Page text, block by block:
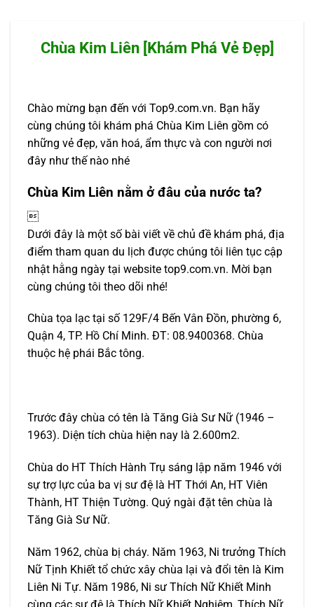
Chùa Kim Liên [Khám Phá Vẻ Đẹp]
Chào mừng bạn đến với Top9.com.vn. Bạn hãy
cùng chúng tôi khám phá Chùa Kim Liên gồm có
những vẻ đẹp, văn hoá, ẩm thực và con người nơi
đây như thế nào nhé
Chùa Kim Liên nằm ở đâu của nước ta?

Dưới đây là một số bài viết về chủ đề khám phá, địa
điểm tham quan du lịch được chúng tôi liên tục cập
nhật hằng ngày tại website top9.com.vn. Mời bạn
cùng chúng tôi theo dõi nhé!
Chùa tọa lạc tại số 129F/4 Bến Vân Đồn, phường 6,
Quận 4, TP. Hồ Chí Minh. ĐT: 08.9400368. Chùa
thuộc hệ phái Bắc tông.
Trước đây chùa có tên là Tăng Già Sư Nữ (1946 –
1963). Diện tích chùa hiện nay là 2.600m2.
Chùa do HT Thích Hành Trụ sáng lập năm 1946 với
sự trợ lực của ba vị sư đệ là HT Thới An, HT Viên
Thành, HT Thiện Tường. Quý ngài đặt tên chùa là
Tăng Già Sư Nữ.
Năm 1962, chùa bị cháy. Năm 1963, Ni trưởng Thích
Nữ Tịnh Khiết tổ chức xây chùa lại và đổi tên là Kim
Liên Ni Tự. Năm 1986, Ni sư Thích Nữ Khiết Minh
cùng các sư đệ là Thích Nữ Khiết Nghiêm, Thích Nữ